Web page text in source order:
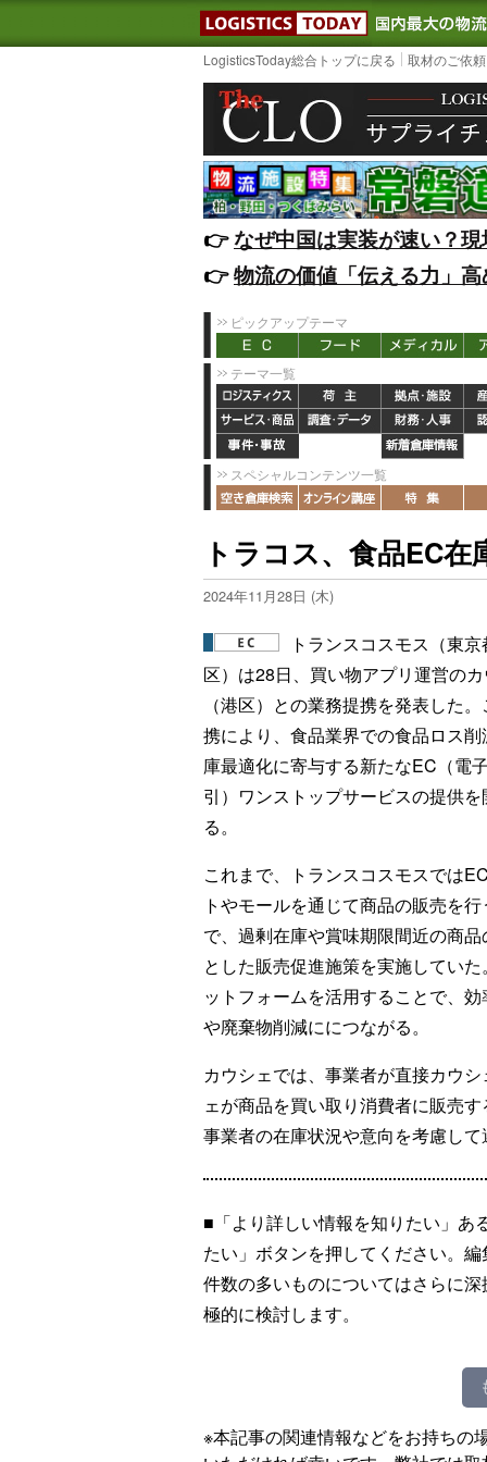
LOGISTICS
LogisticsToday総合トップに戻る 取材のご依
👉️なぜ中国は実装が速い？
👉️物流の価値「伝える力」
ピックアップテーマ
テーマ一覧
スペシャルコンテンツ一覧
トラコス、食品EC
2024年11月28日 (木)
トランスコスモス（東
区）は28日、買い物アプリ運営の
（港区）との業務提携を発表した
携により、食品業界での食品ロス削
庫最適化に寄与する新たなEC（電
引）ワンストップサービスの提供を
る。
これまで、トランスコスモスでは
トやモールを通じて商品の販売を
で、過剰在庫や賞味期限間近の商
とした販売促進施策を実施してい
ットフォームを活用することで、
や廃棄物削減ににつながる。
カウシェでは、事業者が直接カウ
ェが商品を買い取り消費者に販売
事業者の在庫状況や意向を考慮して
■「より詳しい情報を知りたい」あ
たい」ボタンを押してください。
件数の多いものについてはさらに
極的に検討します。
※本記事の関連情報などをお持ちの